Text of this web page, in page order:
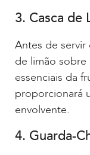
3. Casca de
Antes de
de limão
essenciais da
proporcionará
envolvente.
4. Guarda-